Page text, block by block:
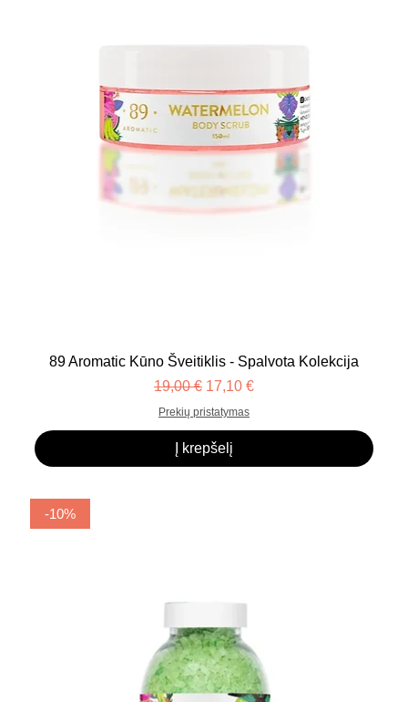
89 Aromatic Kūno Šveitiklis - Spalvota Kolekcija
Įprastinė kaina
19,00 € Pardavimo kaina
17,10 €
Prekių pristatymas
Į krepšelį
-10%